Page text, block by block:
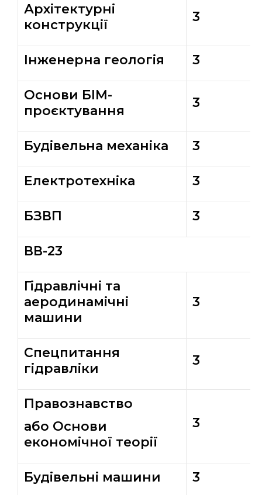
Архітектурні
конструкції
3
Інженерна геологія 3
Основи БІМ-
проєктування
3
Будівельна механіка 3
Електротехніка 3
БЗВП 3
ВВ-23
Гідравлічні та
аеродинамічні
машини
3
Спецпитання
гідравліки
3
Правознавство
або Основи
економічної теорії
3
Будівельні машини 3